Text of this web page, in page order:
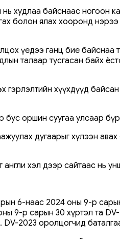
худлаа байснаас ногоон
болон ялах хооронд
үедээ ганц бие байснаа
талаар тусгасан байх
хүүхдүүд
оршин суугаа улсаар
дугаарыг хүлээн
хэл дээр сайтаас нь
6-наас 2024 оны 9-р
9-р сарын 30 хүртэл та
2023 оролцогчид